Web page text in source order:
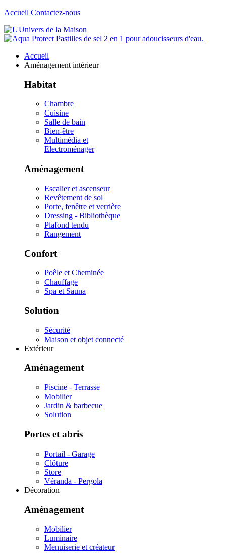
Accueil Contactez-nous
Accueil
Aménagement intérieur
Habitat
Chambre
Cuisine
Salle de bain
Bien-être
Multimédia et
Electroménager
Aménagement
Escalier et ascenseur
Revêtement de sol
Porte, fenêtre et verrière
Dressing - Bibliothèque
Plafond tendu
Rangement
Confort
Poêle et Cheminée
Chauffage
Spa et Sauna
Solution
Sécurité
Maison et objet connecté
Extérieur
Aménagement
Piscine - Terrasse
Mobilier
Jardin & barbecue
Solution
Portes et abris
Portail - Garage
Clôture
Store
Véranda - Pergola
Décoration
Aménagement
Mobilier
Luminaire
Menuiserie et créateur